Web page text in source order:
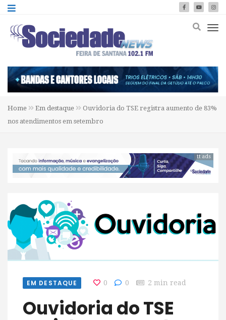
Home Em destaque
Ouvidoria do TSE registra aumento de 83%
nos atendimentos em setembro
tt ads
EM DESTAQUE 0 0 2 min read
Ouvidoria do TSE